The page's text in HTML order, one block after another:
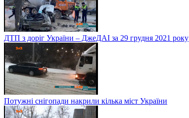
ДТП з доріг України – ДжеДАІ за 29 грудня 2021 року
Потужні снігопади накрили кілька міст України